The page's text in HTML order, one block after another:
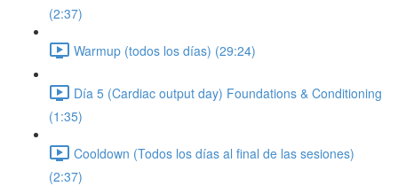
(2:37)
Warmup (todos los días) (29:24)
Día 5 (Cardiac output day) Foundations & Conditioning
(1:35)
Cooldown (Todos los días al final de las sesiones)
(2:37)